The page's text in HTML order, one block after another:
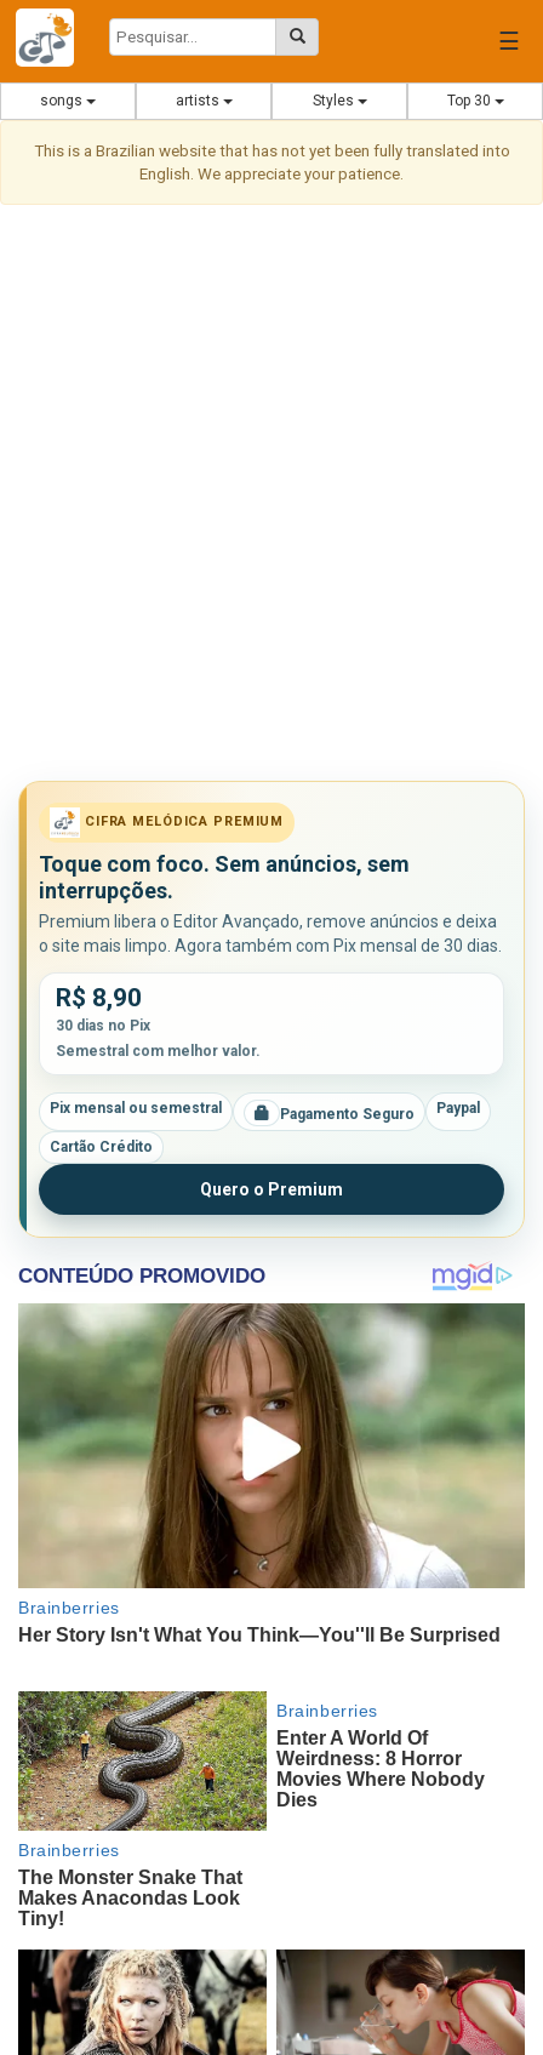
☰
songs artists Styles Top 30
This is a Brazilian website that has not yet been fully translated into
English. We appreciate your patience.
CIFRA MELÓDICA PREMIUM
Toque com foco. Sem anúncios, sem
interrupções.
Premium libera o Editor Avançado, remove anúncios e deixa
o site mais limpo. Agora também com Pix mensal de 30 dias.
R$ 8,90
30 dias no Pix
Semestral com melhor valor.
Pix mensal ou semestral Pagamento Seguro Paypal
Cartão Crédito
Quero o Premium